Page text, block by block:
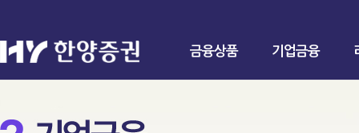
금융상품 기업금융